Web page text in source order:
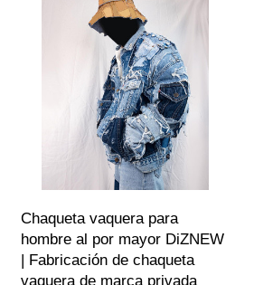
Chaqueta vaquera para
hombre al por mayor DiZNEW
| Fabricación de chaqueta
vaquera de marca privada